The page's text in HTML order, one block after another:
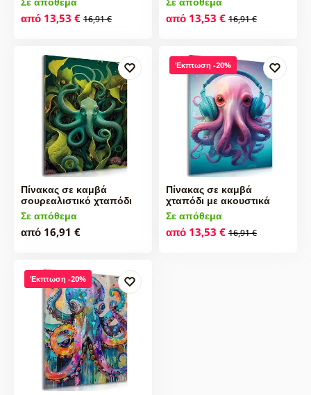
από 13,53 € 16,91 € από 13,53 € 16,91 €
Πίνακας σε καμβά
σουρεαλιστικό χταπόδι
Σε απόθεμα
από 16,91 €
Έκπτωση -20%
Πίνακας σε καμβά
χταπόδι με ακουστικά
Σε απόθεμα
από 13,53 € 16,91 €
Έκπτωση -20%